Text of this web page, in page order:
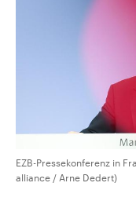
EZB-Pressekonferenz in
alliance / Arne Dedert)